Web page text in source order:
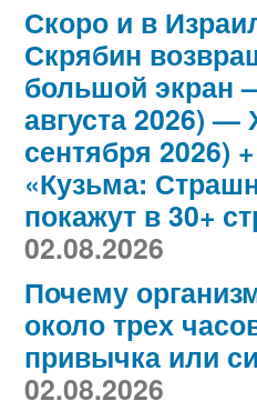
Скоро и в
Скрябин
большой экран
августа 2026) —
сентября 2026)
«Кузьма:
покажут в 30+
02.08.2026
Почему
около трех
привычка или
02.08.2026